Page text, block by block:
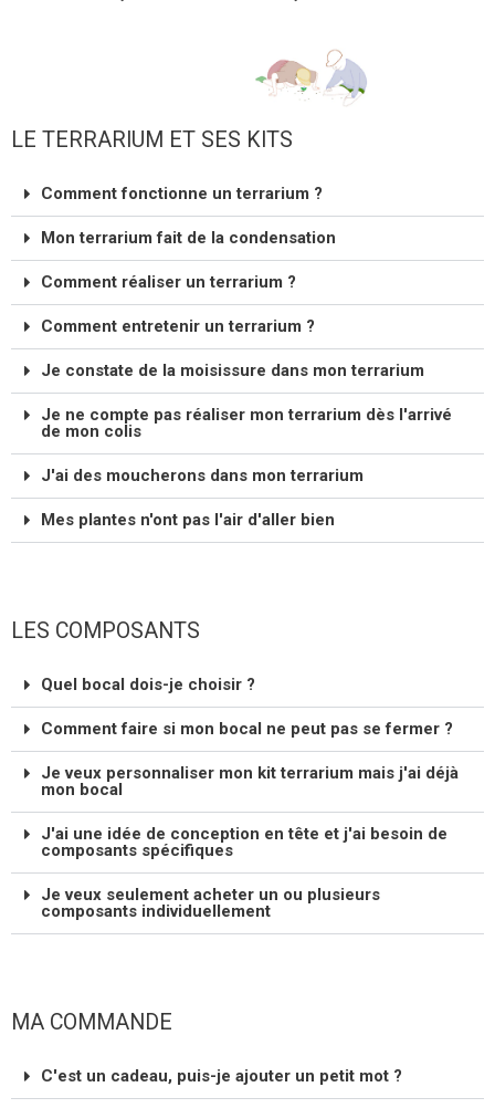
LE TERRARIUM ET SES KITS
Comment fonctionne un terrarium ?
Mon terrarium fait de la condensation
Comment réaliser un terrarium ?
Comment entretenir un terrarium ?
Je constate de la moisissure dans mon terrarium
Je ne compte pas réaliser mon terrarium dès l'arrivé
de mon colis
J'ai des moucherons dans mon terrarium
Mes plantes n'ont pas l'air d'aller bien
LES COMPOSANTS
Quel bocal dois-je choisir ?
Comment faire si mon bocal ne peut pas se fermer ?
Je veux personnaliser mon kit terrarium mais j'ai déjà
mon bocal
J'ai une idée de conception en tête et j'ai besoin de
composants spécifiques
Je veux seulement acheter un ou plusieurs
composants individuellement
MA COMMANDE
C'est un cadeau, puis-je ajouter un petit mot ?